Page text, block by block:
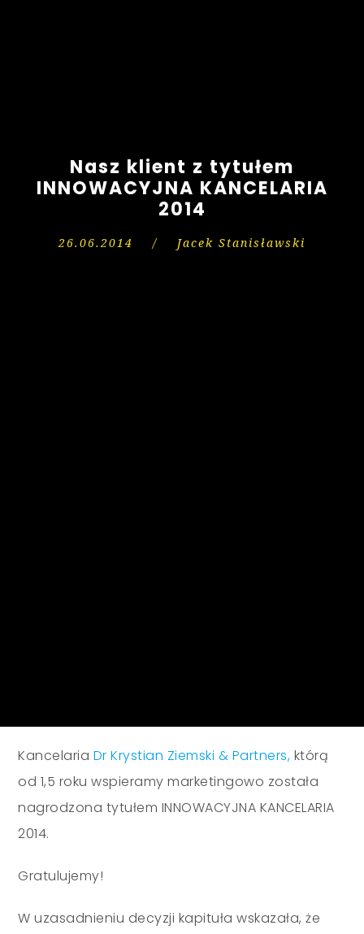
Nasz klient z tytułem
INNOWACYJNA KANCELARIA
2014
26.06.2014 / Jacek Stanisławski
Kancelaria Dr Krystian Ziemski & Partners, którą
od 1,5 roku wspieramy marketingowo została
nagrodzona tytułem INNOWACYJNA KANCELARIA
2014.
Gratulujemy!
W uzasadnieniu decyzji kapituła wskazała, że